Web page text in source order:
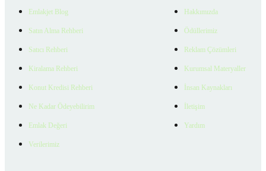
Emlakjet Blog
Satın Alma Rehberi
Satıcı Rehberi
Kiralama Rehberi
Konut Kredisi Rehberi
Ne Kadar Ödeyebilirim
Emlak Değeri
Verilerimiz
Hakkımızda
Ödüllerimiz
Reklam Çözümleri
Kurumsal Materyaller
İnsan Kaynakları
İletişim
Yardım